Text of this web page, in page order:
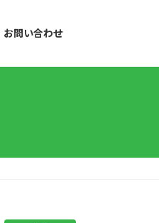
お問い合わせ